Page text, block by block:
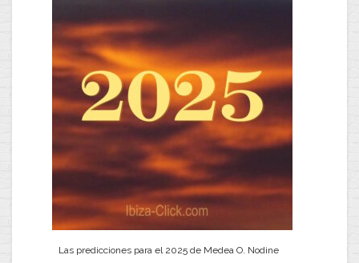
Las predicciones para el 2025 de Medea O. Nodine